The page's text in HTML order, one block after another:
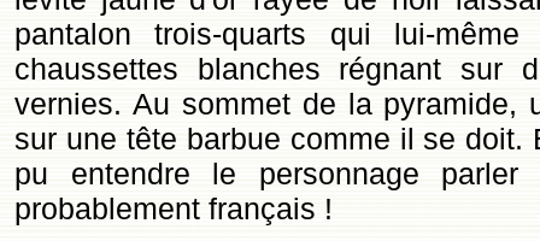
pantalon trois-quarts qui lui-
chaussettes blanches régnant sur
vernies. Au sommet de la pyramide,
sur une tête barbue comme il se doit.
pu entendre le personnage
probablement français !